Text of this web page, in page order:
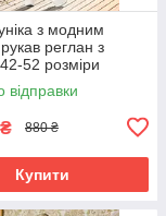
з модним
реглан з
52 розміри
відправки
₴ 880 ₴
Купити